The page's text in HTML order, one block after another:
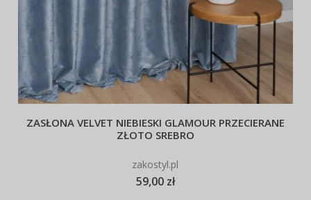
ZASŁONA VELVET NIEBIESKI GLAMOUR PRZECIERANE
ZŁOTO SREBRO
zakostyl.pl
59,00 zł